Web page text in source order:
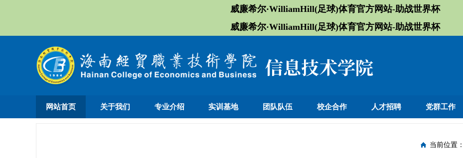
威廉希尔·WilliamHill(足球)体育官方网站-助战世界杯
威廉希尔·WilliamHill(足球)体育官方网站-助战世界杯
网站首页 关于我们 专业介绍 实训基地 团队队伍 校企合作 人才招聘 党群工作
当前位置：